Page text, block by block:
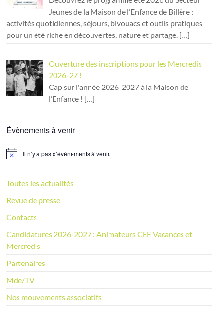
Jeunes de la Maison de l’Enfance de Billère :
activités quotidiennes, séjours, bivouacs et outils pratiques
pour un été riche en découvertes, nature et partage. […]
Ouverture des inscriptions pour les Mercredis
2026-27 !
Cap sur l'année 2026-2027 à la Maison de
l’Enfance ! […]
Évènements à venir
N
i
c
Il n’y a pas d’évènements à venir.
Toutes les actualités
Revue de presse
Contacts
Candidatures 2026-2027 : Animateurs CEE Vacances et
Mercredis
Partenaires
Mde/TV
Nos mouvements associatifs